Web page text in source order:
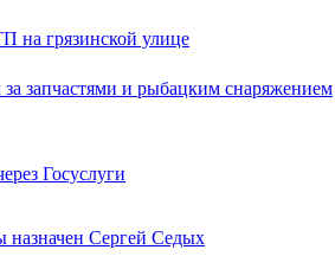
на грязинской улице
запчастями и рыбацким снаряжением
Госуслуги
назначен Сергей Седых